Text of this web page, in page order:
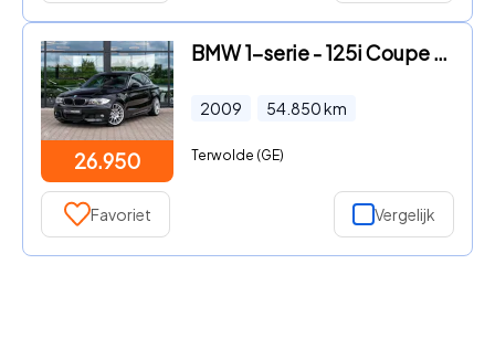
26.950
BMW 1-serie - 125i Coupe M-sport
2009 54.850km
Terwolde (GE)
Favoriet Vergelijk